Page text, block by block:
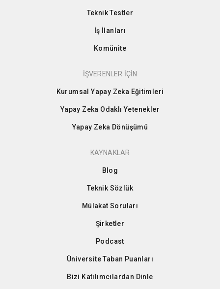
Teknik Testler
İş İlanları
Komünite
İŞVERENLER İÇİN
Kurumsal Yapay Zeka Eğitimleri
Yapay Zeka Odaklı Yetenekler
Yapay Zeka Dönüşümü
KAYNAKLAR
Blog
Teknik Sözlük
Mülakat Soruları
Şirketler
Podcast
Üniversite Taban Puanları
Bizi Katılımcılardan Dinle